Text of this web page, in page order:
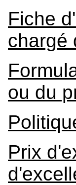
Fiche
chargé
ou du
Prix